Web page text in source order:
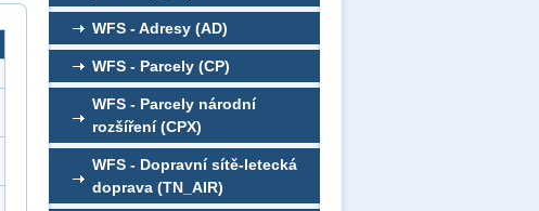
WFS - Adresy (AD)
WFS - Parcely (CP)
WFS - Parcely národní
rozšíření (CPX)
WFS - Dopravní sítě-letecká
doprava (TN_AIR)